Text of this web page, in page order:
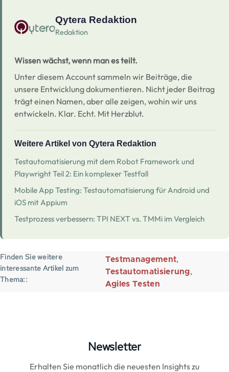
Qytera Redaktion
Redaktion
Wissen wächst, wenn man es teilt.
Unter diesem Account sammeln wir Beiträge, die
unsere Entwicklung dokumentieren. Nicht jeder Beitrag
trägt einen Namen, aber alle zeigen, wohin wir uns
entwickeln. Klar. Echt. Mit Herzblut.
Weitere Artikel von Qytera Redaktion
Testautomatisierung mit dem Robot Framework und
Playwright Teil 2: Ein komplexer Testfall
Mobile App Testing: Testautomatisierung für Android und
iOS mit Appium
Testprozess verbessern: TPI NEXT vs. TMMi im Vergleich
Finden Sie weitere
interessante Artikel zum
Thema:
Testmanagement
Testautomatisierung
Agiles Testen
Newsletter
Erhalten Sie monatlich die neuesten Insights zu